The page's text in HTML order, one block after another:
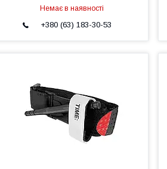
Немає в наявності
+380 (63) 183-30-53